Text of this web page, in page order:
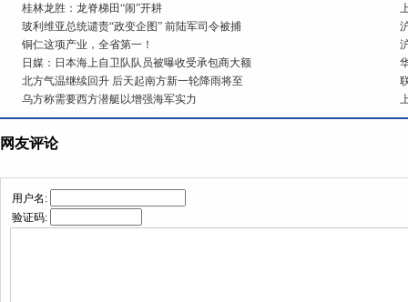
桂林龙胜：龙脊梯田“闹”开耕
玻利维亚总统谴责“政变企图” 前陆军司令被捕
铜仁这项产业，全省第一！
日媒：日本海上自卫队队员被曝收受承包商大额
北方气温继续回升 后天起南方新一轮降雨将至
乌方称需要西方潜艇以增强海军实力
网友评论
用户名:
验证码: